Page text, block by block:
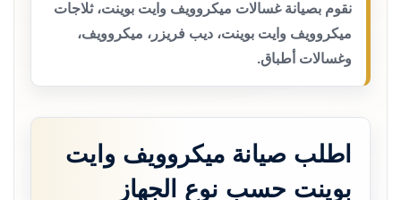
نقوم بصيانة غسالات ميكروويف وايت بوينت، ثلاجات
ميكروويف وايت بوينت، ديب فريزر، ميكروويف،
وغسالات أطباق.
اطلب صيانة ميكروويف وايت
بوينت حسب نوع الجهاز